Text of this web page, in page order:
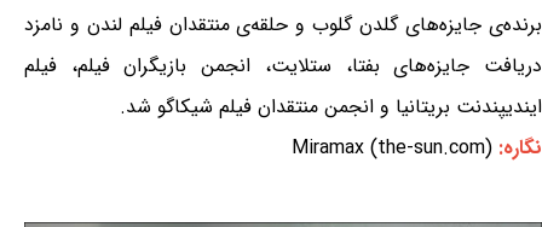
برنده‌ی جایزه‌های گلدن گلوب و حلقه‌ی منتقدان فیلم لندن و نامزد
دریافت جایزه‌های بفتا، ستلایت، انجمن بازیگران فیلم، فیلم
ایندیپندنت بریتانیا و انجمن منتقدان فیلم شیکاگو شد.
نگاره: Miramax (the-sun.com)